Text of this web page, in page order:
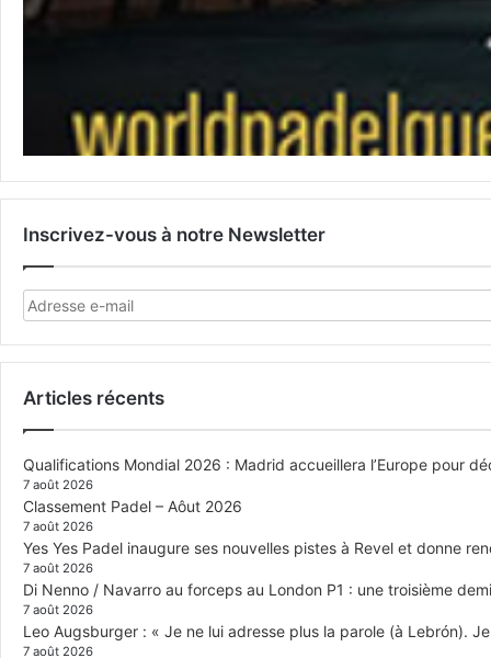
Inscrivez-vous à notre Newsletter
Articles récents
Qualifications Mondial 2026 : Madrid accueillera l’Europe pour
7 août 2026
Classement Padel – Aôut 2026
7 août 2026
Yes Yes Padel inaugure ses nouvelles pistes à Revel et donne
7 août 2026
Di Nenno / Navarro au forceps au London P1 : une troisième
7 août 2026
Leo Augsburger : « Je ne lui adresse plus la parole (à Lebrón).
7 août 2026